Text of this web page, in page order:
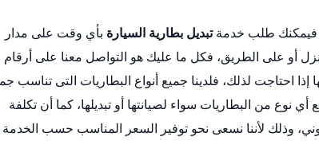
فيمكنك طلب خدمةتبديل بطارية السيارة بأي وقت على مدار
أو على الطريق، فكل ما عليك هو التواصل معنا على أرقام
احتاجت لذلك، فلدينا جميع أنواع البطاريات التى تناسب
أي نوع من البطاريات سواء لصيانتها أو تبديلها، كما أن تكلفة
، وذلك لأننا نسعى نحو توفير السعر المناسب حسب الخدمة